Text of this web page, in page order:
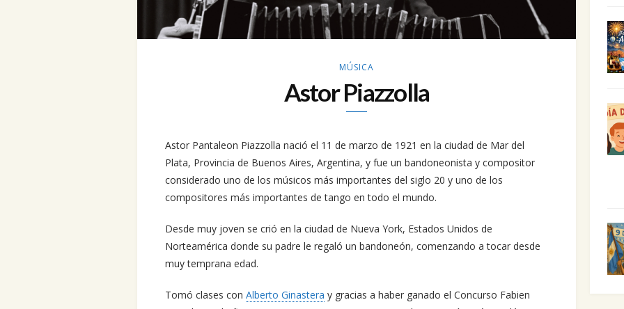
MÚSICA
Astor Piazzolla
Astor Pantaleon Piazzolla nació el 11 de marzo de 1921 en la ciudad de Mar del
Plata, Provincia de Buenos Aires, Argentina, y fue un bandoneonista y compositor
considerado uno de los músicos más importantes del siglo 20 y uno de los
compositores más importantes de tango en todo el mundo.
Desde muy joven se crió en la ciudad de Nueva York, Estados Unidos de
Norteamérica donde su padre le regaló un bandoneón, comenzando a tocar desde
muy temprana edad.
Tomó clases con Alberto Ginastera y gracias a haber ganado el Concurso Fabien